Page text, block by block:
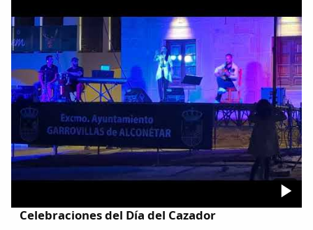
Celebraciones del Día del Cazador